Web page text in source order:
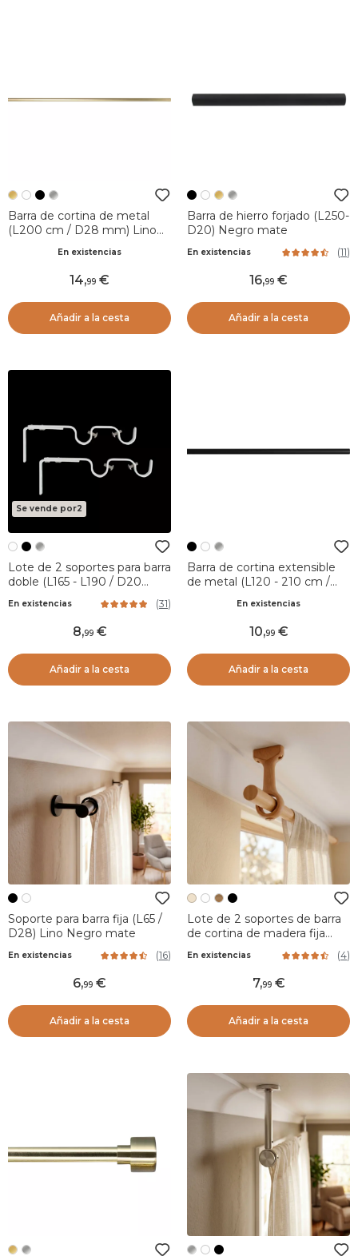
Barra de cortina de metal
(L200 cm / D28 mm) Lino
En existencias
14,99
Añadir a la cesta
Barra de hierro forjado (L250-
D20) Negro mate
En existencias (11)
16,99
Añadir a la cesta
Se vende por2
Lote de 2 soportes para barra
doble (L165 - L190 / D20
En existencias (31)
8,99
Añadir a la cesta
Barra de cortina extensible
de metal (L120 - 210 cm /
En existencias
10,99
Añadir a la cesta
Soporte para barra fija (L65 /
D28) Lino Negro mate
En existencias (16)
6,99
Añadir a la cesta
Lote de 2 soportes de barra
de cortina de madera fija
Barnizado
En existencias (4)
7,99
Añadir a la cesta